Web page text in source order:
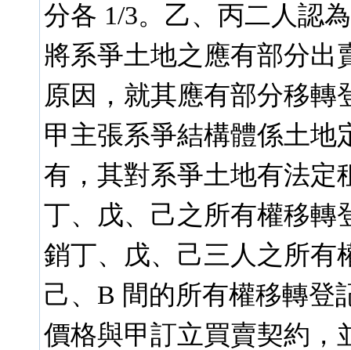
分各 1/3。乙、丙二人認
將系爭土地之應有部分出
原因，就其應有部分移轉
甲主張系爭結構體係土地
有，其對系爭土地有法定
丁、戊、己之所有權移轉
銷丁、戊、己三人之所有
己、B 間的所有權移轉登
價格與甲訂立買賣契約，